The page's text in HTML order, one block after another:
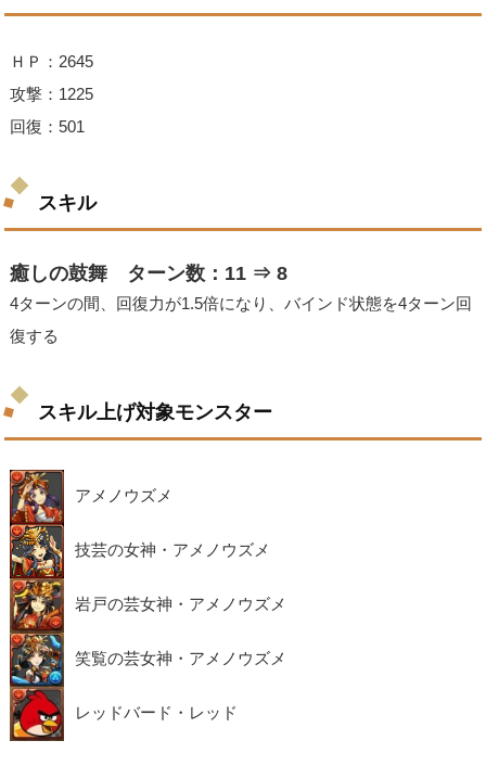
ＨＰ：2645
攻撃：1225
回復：501
スキル
癒しの鼓舞 ターン数：11 ⇒ 8
4ターンの間、回復力が1.5倍になり、バインド状態を4ターン回
復する
スキル上げ対象モンスター
アメノウズメ
技芸の女神・アメノウズメ
岩戸の芸女神・アメノウズメ
笑覧の芸女神・アメノウズメ
レッドバード・レッド